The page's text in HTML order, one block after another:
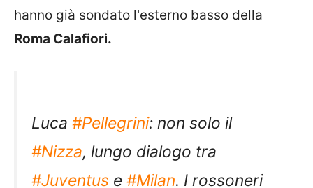
hanno già sondato l'esterno basso della
Roma Calafiori.
Luca #Pellegrini: non solo il
#Nizza, lungo dialogo tra
#Juventus e #Milan. I rossoneri